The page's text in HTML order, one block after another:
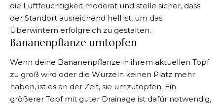
die Luftfeuchtigkeit moderat und stelle sicher, dass
der Standort ausreichend hell ist, um das
Überwintern erfolgreich zu gestalten.
Bananenpflanze umtopfen
Wenn deine Bananenpflanze in ihrem aktuellen Topf
zu groß wird oder die Wurzeln keinen Platz mehr
haben, ist es an der Zeit, sie umzutopfen. Ein
größerer Topf mit guter Drainage ist dafür notwendig,